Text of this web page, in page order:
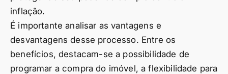
inflação.
É importante analisar as vantagens e
desvantagens desse processo. Entre os
benefícios, destacam-se a possibilidade de
programar a compra do imóvel, a flexibilidade para